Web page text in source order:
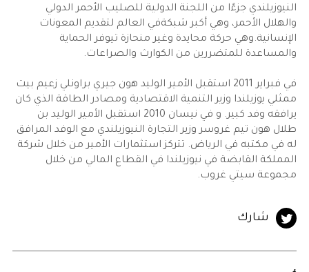
النيوزيلندي جزءًا من اللجنة الدولية للصليب الأحمر الدولي
والهلال الأحمر، وهي أكبر شبكةفي العالم لتقديم المعونات
الإنسانية.وهي حركة محايدة وغير منحازة تيوفر الحماية
والمساعدة للمتضررين من الكوارث والصراعات.
في فبراير 2011 استقبل الأمير الوليد هون جيري براونلي زعيم بيت
ممثلي يوزيلندا وزير التنمية الاقتصادية ومصادر الطاقة الذي كان
يرافقه وفد كبير. و في نيسان 2010 استقبل الأمير الوليد بن
طلال هون تيم غروسر وزير التجارة النيوزيلندي مع الوفد المرافق
له في مكتبه في الرياض. تتركز استثمارات الأمير من خلال شركة
المملكة القابضة في نيوزيلندا في القطاع المالي من خلال
مجموعة سيتي غروب.
شارك